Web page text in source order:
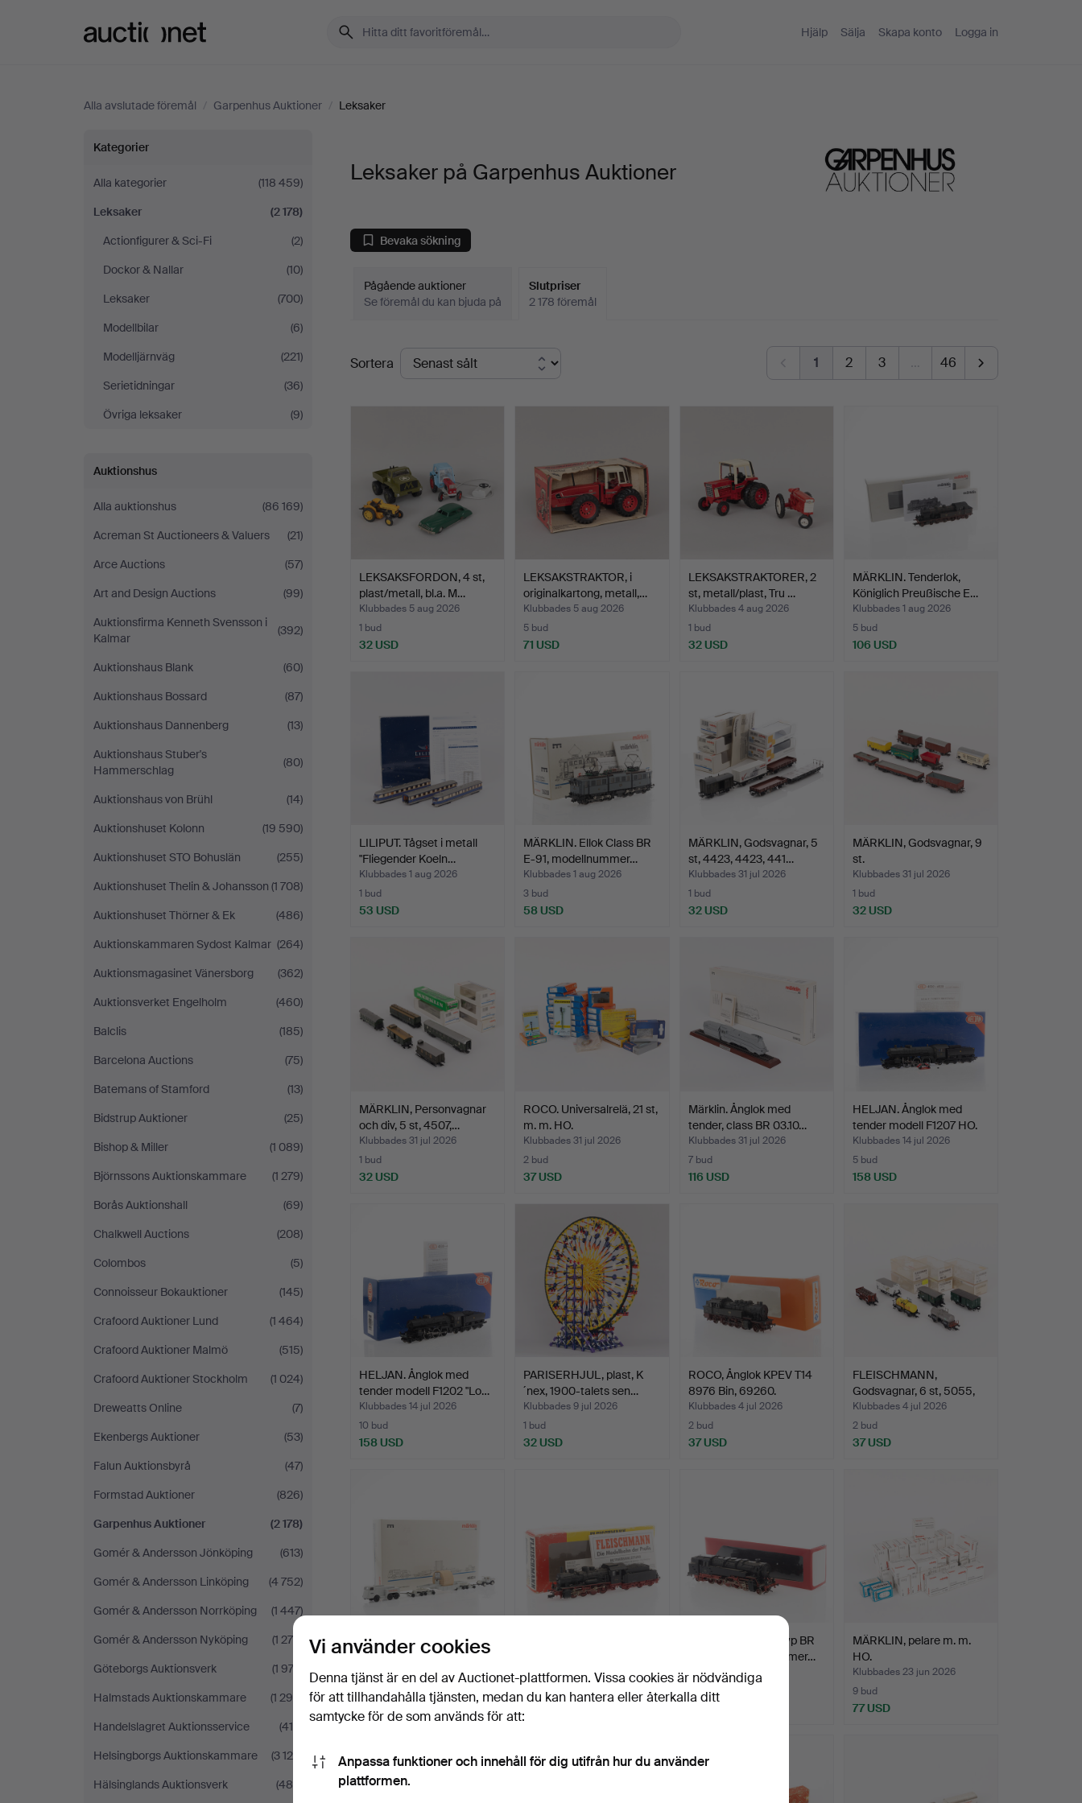
Hjälp Sälja Skapa konto Logga in
Alla avslutade föremål / Garpenhus Auktioner / Leksaker
Leksaker
på
Garpenhus
Auktioner
Kategorier
Alla kategorier
(118 459)
Leksaker
(2 178)
Actionfigurer & Sci-Fi
(2)
Dockor & Nallar
(10)
Leksaker
(700)
Modellbilar
(6)
Modelljärnväg
(221)
Serietidningar
(36)
Övriga leksaker
(9)
Auktionshus
Alla auktionshus
(86 169)
Acreman St Auctioneers & Valuers
(21)
Arce Auctions
(57)
Art and Design Auctions
(99)
Auktionsfirma Kenneth Svensson i
Kalmar
(392)
Auktionshaus Blank
(60)
Auktionshaus Bossard
(87)
Auktionshaus Dannenberg
(13)
Auktionshaus Stuber's
Hammerschlag
(80)
Auktionshaus von Brühl
(14)
Auktionshuset Kolonn
(19 590)
Auktionshuset STO Bohuslän
(255)
Auktionshuset Thelin & Johansson (1 708)
Auktionshuset Thörner & Ek
(486)
Auktionskammaren Sydost Kalmar (264)
Auktionsmagasinet Vänersborg
(362)
Auktionsverket Engelholm
(460)
Balclis
(185)
Barcelona Auctions
(75)
Batemans of Stamford
(13)
Bidstrup Auktioner
(25)
Bishop & Miller
(1 089)
Björnssons Auktionskammare
(1 279)
Borås Auktionshall
(69)
Chalkwell Auctions
(208)
Colombos
(5)
Connoisseur Bokauktioner
(145)
Crafoord Auktioner Lund
(1 464)
Crafoord Auktioner Malmö
(515)
Crafoord Auktioner Stockholm
(1 024)
Dreweatts Online
(7)
Ekenbergs Auktioner
(53)
Falun Auktionsbyrå
(47)
Formstad Auktioner
(826)
Garpenhus Auktioner
(2 178)
Gomér & Andersson Jönköping
(613)
Gomér & Andersson Linköping
(4 752)
Gomér & Andersson Norrköping
(1 447)
Gomér & Andersson Nyköping
(1 270)
Göteborgs Auktionsverk
(1 973)
Halmstads Auktionskammare
(1 299)
Handelslagret Auktionsservice
(415)
Helsingborgs Auktionskammare
(3 120)
Hälsinglands Auktionsverk
(486)
Leksaker på Garpenhus Auktioner
Bevaka sökning
Pågående auktioner
Se föremål du kan bjuda på
Slutpriser
2 178 föremål
Slutpriser
Sortera 1 2 3 … 46
LEKSAKSFORDON, 4 st,
plast/metall, bl.a. M…
Klubbades 5 aug 2026
1 bud
32 USD
LEKSAKSTRAKTOR, i
originalkartong, metall,…
Klubbades 5 aug 2026
5 bud
71 USD
LEKSAKSTRAKTORER, 2
st, metall/plast, Tru …
Klubbades 4 aug 2026
1 bud
32 USD
MÄRKLIN. Tenderlok,
Königlich Preußische E…
Klubbades 1 aug 2026
5 bud
106 USD
LILIPUT. Tågset i metall
"Fliegender Koeln…
Klubbades 1 aug 2026
1 bud
53 USD
MÄRKLIN. Ellok Class BR
E-91, modellnummer…
Klubbades 1 aug 2026
3 bud
58 USD
MÄRKLIN, Godsvagnar, 5
st, 4423, 4423, 441…
Klubbades 31 jul 2026
1 bud
32 USD
MÄRKLIN, Godsvagnar, 9
st.
Klubbades 31 jul 2026
1 bud
32 USD
MÄRKLIN, Personvagnar
och div, 5 st, 4507,…
Klubbades 31 jul 2026
1 bud
32 USD
ROCO. Universalrelä, 21 st,
m. m. HO.
Klubbades 31 jul 2026
2 bud
37 USD
Märklin. Ånglok med
tender, class BR 03.10…
Klubbades 31 jul 2026
7 bud
116 USD
HELJAN. Ånglok med
tender modell F1207 HO.
Klubbades 14 jul 2026
5 bud
158 USD
HELJAN. Ånglok med
tender modell F1202 "Lo…
Klubbades 14 jul 2026
10 bud
158 USD
PARISERHJUL, plast, K
´nex, 1900-talets sen…
Klubbades 9 jul 2026
1 bud
32 USD
ROCO, Ånglok KPEV T14
8976 Bin, 69260.
Klubbades 4 jul 2026
2 bud
37 USD
FLEISCHMANN,
Godsvagnar, 6 st, 5055,
5221,…
Klubbades 4 jul 2026
2 bud
37 USD
MÄRKLIN,
Pappersglaseringscylinder,
Tung f…
Klubbades 4 jul 2026
1 bud
32 USD
Klubbades 4 jul 2026
3 bud
MÄRKLIN. Ånglok typ BR
85006, modellnummer…
Klubbades 4 jul 2026
1 bud
MÄRKLIN, pelare m. m.
HO.
Klubbades 23 jun 2026
9 bud
77 USD
Vi använder cookies
Denna tjänst är en del av Auctionet-plattformen. Vissa cookies är nödvändiga
för att tillhandahålla tjänsten, medan du kan hantera eller återkalla ditt
samtycke för de som används för att:
Anpassa funktioner och innehåll för dig utifrån hur du använder
plattformen.